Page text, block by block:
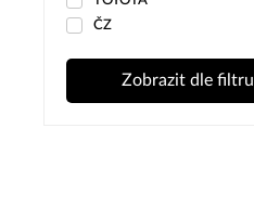
ČZ
Zobrazit dle filtru